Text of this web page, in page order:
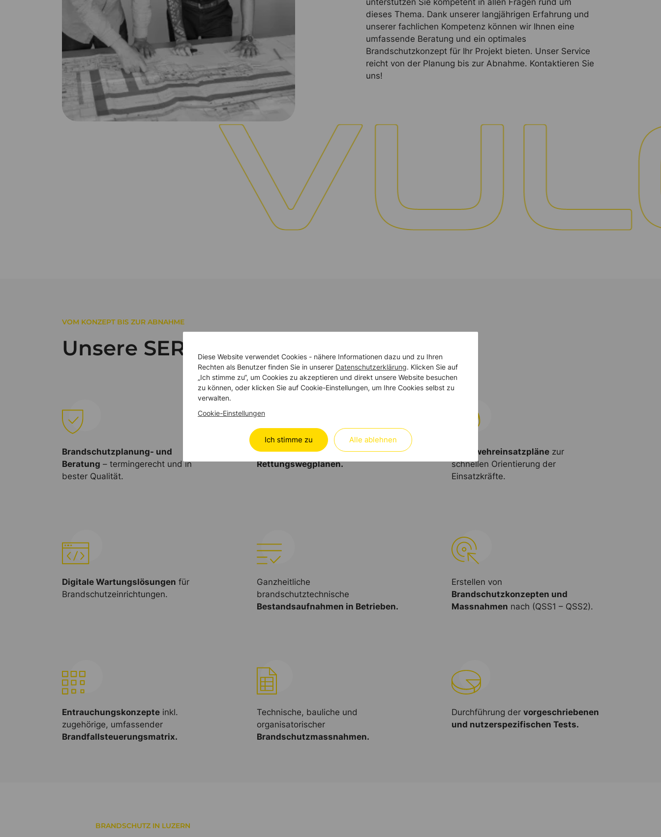
dieses Thema. Dank unserer langjährigen Erfahrung und
unserer fachlichen Kompetenz können wir Ihnen eine
umfassende Beratung und ein optimales
Brandschutzkonzept für Ihr Projekt bieten. Unser Service
reicht von der Planung bis zur Abnahme. Kontaktieren Sie
uns!
VOM KONZEPT BIS ZUR ABNAHME
Unsere SERVICES im Brandschutz.
Brandschutzplanung- und
Beratung – termingerecht und in
bester Qualität.
Erstellung von klarenFlucht- und
Rettungswegplänen.
Feuerwehreinsatzpläne zur
schnellen Orientierung der
Einsatzkräfte.
Digitale Wartungslösungen für
Brandschutzeinrichtungen.
Ganzheitliche
brandschutztechnische
Bestandsaufnahmen in Betrieben.
Erstellen von
Brandschutzkonzepten und
Massnahmen nach (QSS1 – QSS2).
Entrauchungskonzepte inkl.
zugehörige, umfassender
Brandfallsteuerungsmatrix.
Technische, bauliche und
organisatorischer
Brandschutzmassnahmen.
Durchführung der vorgeschriebenen
und nutzerspezifischen Tests.
BRANDSCHUTZ IN LUZERN
Diese Website verwendet Cookies - nähere Informationen dazu und zu Ihren
Rechten als Benutzer finden Sie in unserer Datenschutzerklärung. Klicken Sie auf
„Ich stimme zu“, um Cookies zu akzeptieren und direkt unsere Website besuchen
zu können, oder klicken Sie auf Cookie-Einstellungen, um Ihre Cookies selbst zu
verwalten.
Cookie-Einstellungen
Ich stimme zu Alle ablehnen